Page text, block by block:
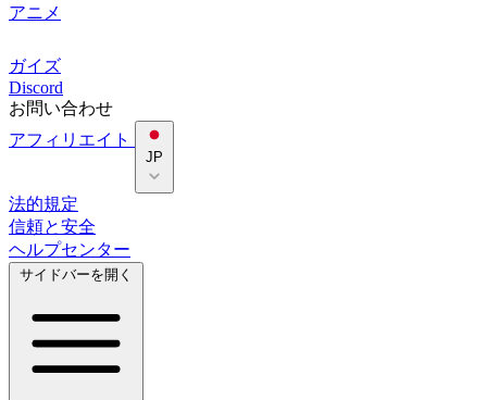
アニメ
ガイズ
Discord
お問い合わせ
アフィリエイト
JP
法的規定
信頼と安全
ヘルプセンター
サイドバーを開く